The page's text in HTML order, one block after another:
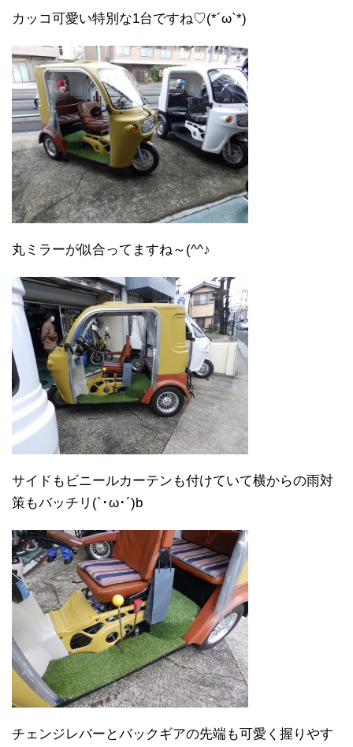
カッコ可愛い特別な1台ですね♡(*´ω`*)
丸ミラーが似合ってますね～(^^♪
サイドもビニールカーテンも付けていて横からの雨対
策もバッチリ(`･ω･´)b
チェンジレバーとバックギアの先端も可愛く握りやす